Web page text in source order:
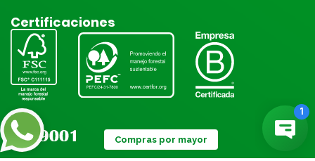
Certificaciones
Compras por mayor